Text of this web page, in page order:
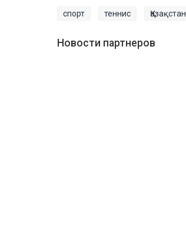
спорт теннис Қазақстан
Новости партнеров